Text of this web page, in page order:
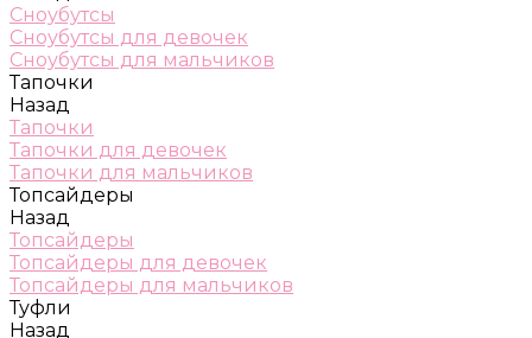
Сноубутсы
Сноубутсы для девочек
Сноубутсы для мальчиков
Тапочки
Назад
Тапочки
Тапочки для девочек
Тапочки для мальчиков
Топсайдеры
Назад
Топсайдеры
Топсайдеры для девочек
Топсайдеры для мальчиков
Туфли
Назад